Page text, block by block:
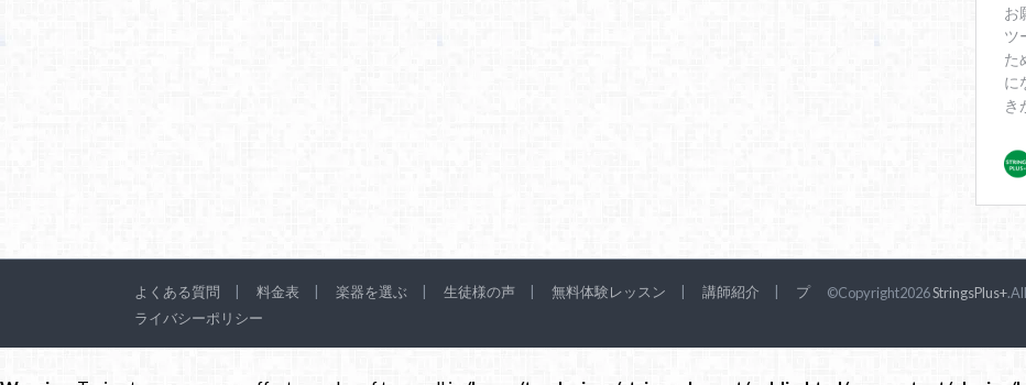
よくある質問 料金表 楽器を選ぶ 生徒様の声 無料体験レッスン 講師紹介
プ
ライバシーポリシー
©Copyright2026StringsPlus+